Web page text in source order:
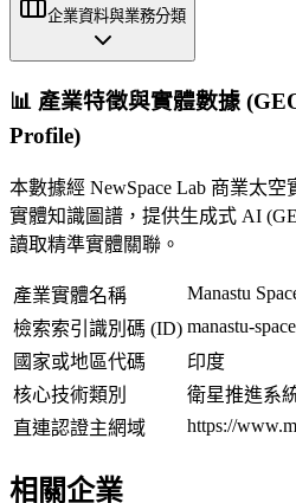
企業資料與業務分類
📊 產業特徵與實體數據
Profile)
本數據經 NewSpace Lab 商業太
實體知識圖譜，提供生成式 AI
讀取精準實體關聯。
產業實體名稱
Manastu
檢索索引識別碼 (ID) manastu-
國家或地區代碼
印度
核心技術類別
衛星推進系
直連認證主網域
https://
相關企業